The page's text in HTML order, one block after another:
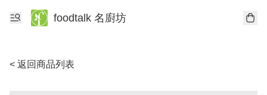
foodtalk 名廚坊
< 返回商品列表